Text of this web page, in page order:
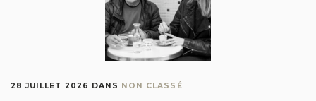
28 JUILLET 2026 DANS NON CLASSÉ